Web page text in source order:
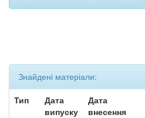
Знайдені матеріали:
Тип
Дата
випуску
Дата
внесення